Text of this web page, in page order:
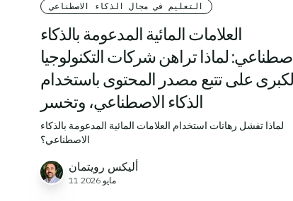
التعليم في مجال الذكاء الاصطناعي
العلامات المائية المدعومة بالذكاء
لماذا تراهن شركات التكنولوجيا
الكبرى على تتبع مصدر المحتوى باستخدام
الذكاء الاصطناعي، وتخسر
لماذا تفشل رهانات استخدام العلامات المائية المدعومة بالذكاء
الاصطناعي؟
أليكس رويتمان
11 مايو 2026